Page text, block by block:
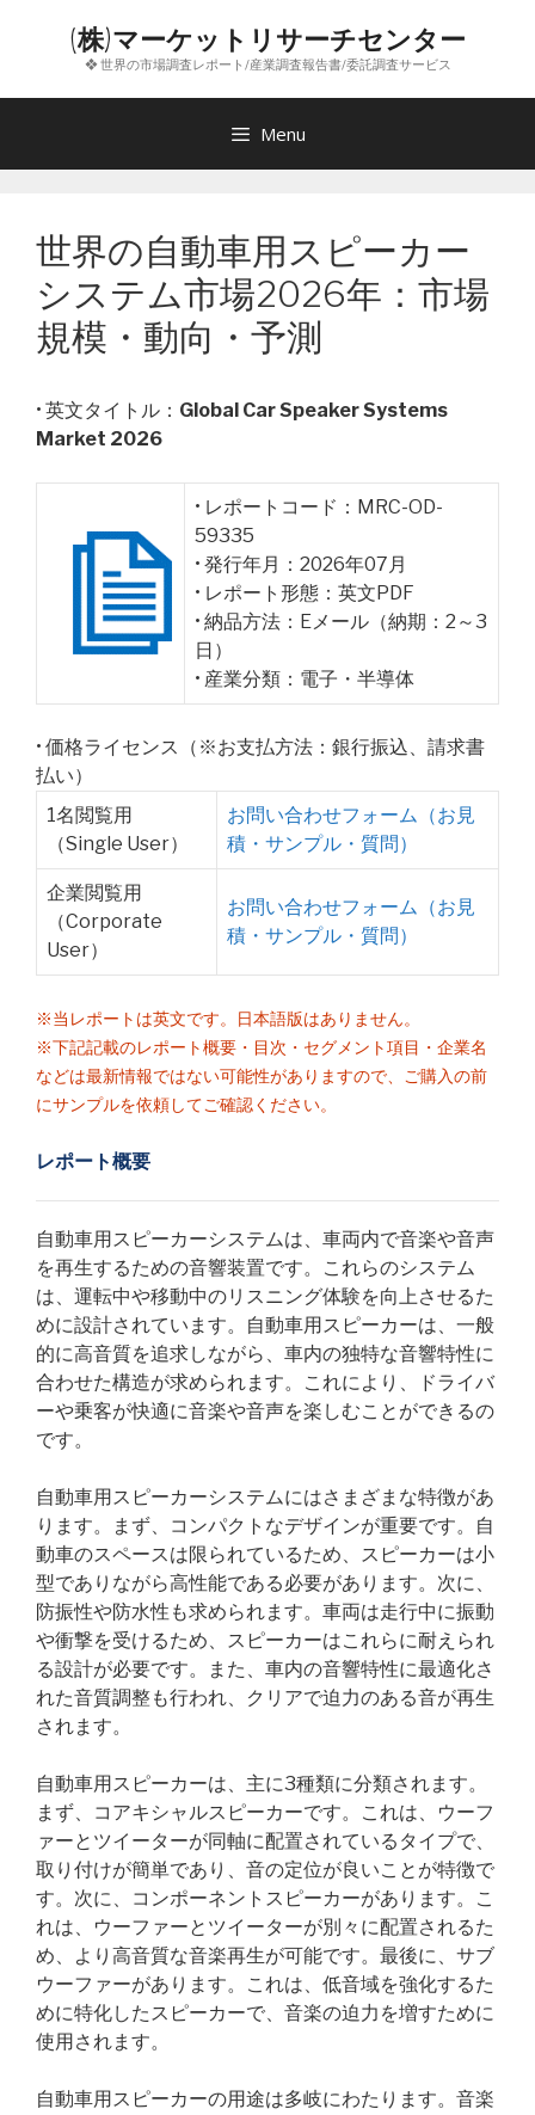
ン
(株)マーケットリサーチセンター
❖ 世界の市場調査レポート/産業調査報告書/委託調査サービス
Menu
世界の自動車用スピーカー
システム市場2026年：市場
規模・動向・予測
• 英文タイトル： Global Car Speaker Systems
Market 2026
• レポートコード：MRC-OD-
59335
• 発行年月：2026年07月
• レポート形態：英文PDF
• 納品方法：Eメール（納期：2～3
日）
• 産業分類：電子・半導体
• 価格ライセンス（※お支払方法：銀行振込、請求書
払い）
1名閲覧用
（Single User）
お問い合わせフォーム（お見
積・サンプル・質問）
企業閲覧用
（Corporate
User）
お問い合わせフォーム（お見
積・サンプル・質問）
※当レポートは英文です。日本語版はありません。
※下記記載のレポート概要・目次・セグメント項目・企業名
などは最新情報ではない可能性がありますので、ご購入の前
にサンプルを依頼してご確認ください。
レポート概要
自動車用スピーカーシステムは、車両内で音楽や音声
を再生するための音響装置です。これらのシステム
は、運転中や移動中のリスニング体験を向上させるた
めに設計されています。自動車用スピーカーは、一般
的に高音質を追求しながら、車内の独特な音響特性に
合わせた構造が求められます。これにより、ドライバ
ーや乗客が快適に音楽や音声を楽しむことができるの
です。
自動車用スピーカーシステムにはさまざまな特徴があ
ります。まず、コンパクトなデザインが重要です。自
動車のスペースは限られているため、スピーカーは小
型でありながら高性能である必要があります。次に、
防振性や防水性も求められます。車両は走行中に振動
や衝撃を受けるため、スピーカーはこれらに耐えられ
る設計が必要です。また、車内の音響特性に最適化さ
れた音質調整も行われ、クリアで迫力のある音が再生
されます。
自動車用スピーカーは、主に3種類に分類されます。
まず、コアキシャルスピーカーです。これは、ウーフ
ァーとツイーターが同軸に配置されているタイプで、
取り付けが簡単であり、音の定位が良いことが特徴で
す。次に、コンポーネントスピーカーがあります。こ
れは、ウーファーとツイーターが別々に配置されるた
め、より高音質な音楽再生が可能です。最後に、サブ
ウーファーがあります。これは、低音域を強化するた
めに特化したスピーカーで、音楽の迫力を増すために
使用されます。
自動車用スピーカーの用途は多岐にわたります。音楽